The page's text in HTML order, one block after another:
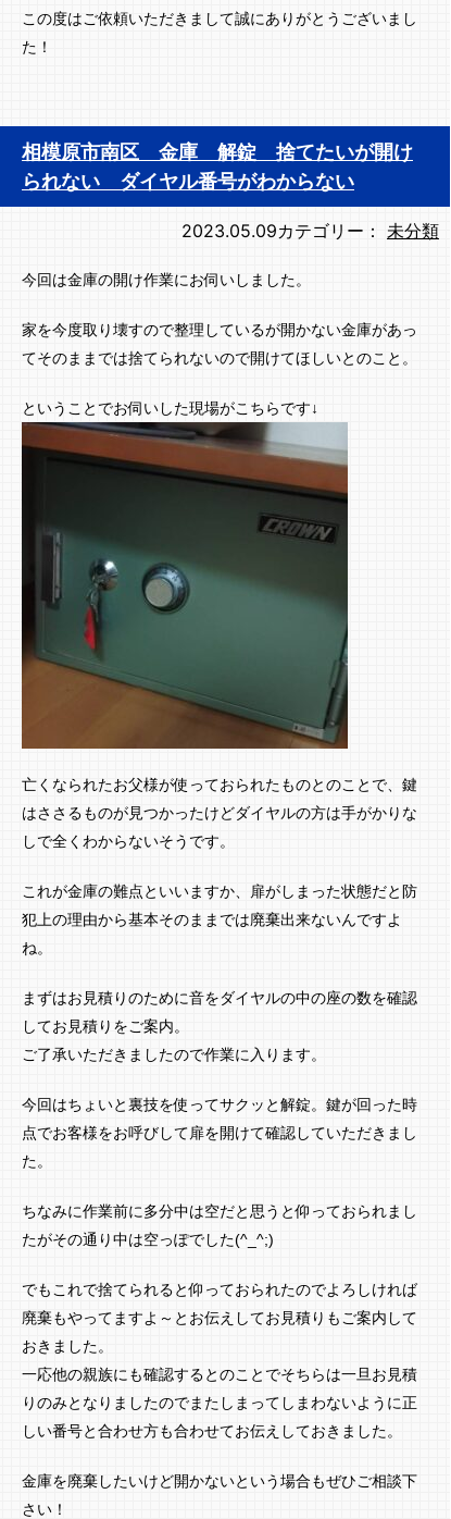
この度はご依頼いただきまして誠にありがとうございまし
た！
相模原市南区 金庫 解錠 捨てたいが開け
られない ダイヤル番号がわからない
2023.05.09カテゴリー： 未分類
今回は金庫の開け作業にお伺いしました。
家を今度取り壊すので整理しているが開かない金庫があっ
てそのままでは捨てられないので開けてほしいとのこと。
ということでお伺いした現場がこちらです↓
亡くなられたお父様が使っておられたものとのことで、鍵
はささるものが見つかったけどダイヤルの方は手がかりな
しで全くわからないそうです。
これが金庫の難点といいますか、扉がしまった状態だと防
犯上の理由から基本そのままでは廃棄出来ないんですよ
ね。
まずはお見積りのために音をダイヤルの中の座の数を確認
してお見積りをご案内。
ご了承いただきましたので作業に入ります。
今回はちょいと裏技を使ってサクッと解錠。鍵が回った時
点でお客様をお呼びして扉を開けて確認していただきまし
た。
ちなみに作業前に多分中は空だと思うと仰っておられまし
たがその通り中は空っぽでした(^_^;)
でもこれで捨てられると仰っておられたのでよろしければ
廃棄もやってますよ～とお伝えしてお見積りもご案内して
おきました。
一応他の親族にも確認するとのことでそちらは一旦お見積
りのみとなりましたのでまたしまってしまわないように正
しい番号と合わせ方も合わせてお伝えしておきました。
金庫を廃棄したいけど開かないという場合もぜひご相談下
さい！